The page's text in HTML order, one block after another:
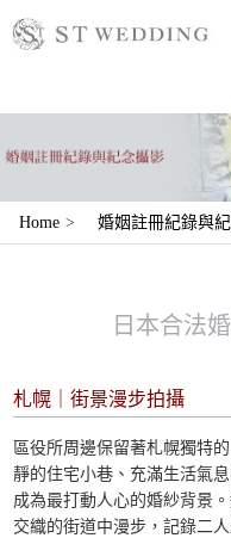
Home > 婚姻註冊紀錄與
日本合法
札幌｜街景漫步拍攝
區役所周邊保留著札幌獨特
靜的住宅小巷、充滿生活氣
成為最打動人心的婚紗背景
交織的街道中漫步，記錄二